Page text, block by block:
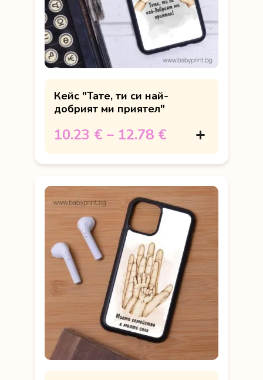
Кейс "Тате, ти си най-
добрият ми приятел"
10.23 € – 12.78 €